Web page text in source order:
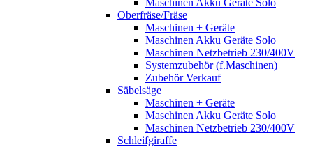
Maschinen Akku Geräte Solo
Oberfräse/Fräse
Maschinen + Geräte
Maschinen Akku Geräte Solo
Maschinen Netzbetrieb 230/400V
Systemzubehör (f.Maschinen)
Zubehör Verkauf
Säbelsäge
Maschinen + Geräte
Maschinen Akku Geräte Solo
Maschinen Netzbetrieb 230/400V
Schleifgiraffe